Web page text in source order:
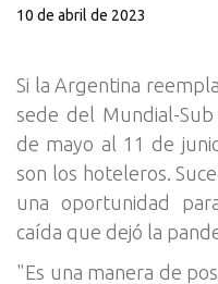
10 de abril de 2023
Si la Argentina
sede del Mundial-
de mayo al 11 de
son los hoteleros.
una oportunidad
caída que dejó la
"Es una manera de